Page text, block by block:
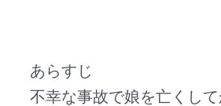
あらすじ
不幸な事故で娘を亡くし